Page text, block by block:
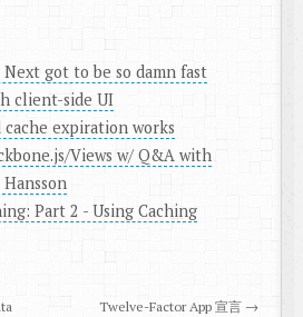
Next got to be so damn fast
client-side UI
cache expiration works
Views w/ Q&A with
Part 2 - Using Caching
Twelve-Factor App 宣言 →